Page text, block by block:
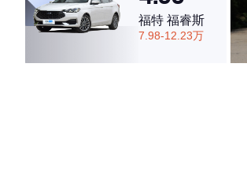
福特 福睿斯
7.98-12.23万